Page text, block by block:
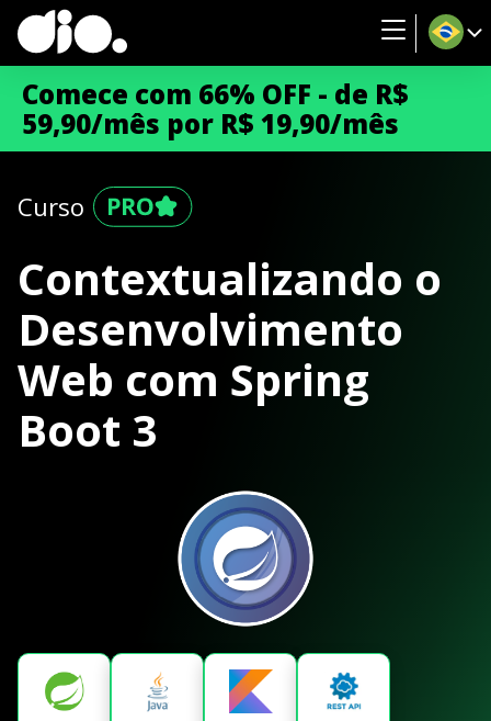
Comece com 66% OFF - de R$
59,90/mês por R$ 19,90/mês
Curso
Contextualizando o
Desenvolvimento
Web com Spring
Boot 3